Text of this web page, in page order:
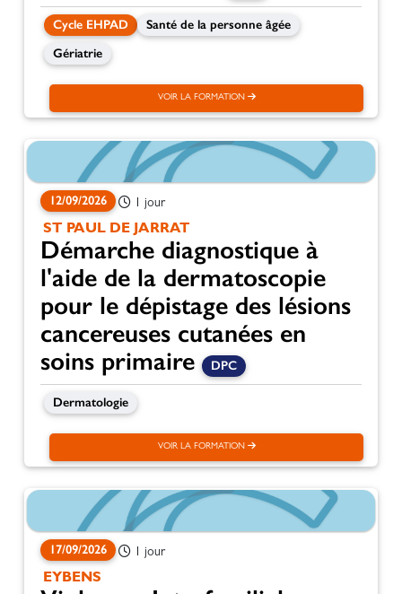
Cycle EHPAD
Santé de la personne âgée
Gériatrie
VOIR LA FORMATION
12/09/2026 1 jour
ST PAUL DE JARRAT
Démarche diagnostique à
l'aide de la dermatoscopie
pour le dépistage des lésions
cancereuses cutanées en
soins primaire
DPC
Dermatologie
VOIR LA FORMATION
17/09/2026 1 jour
EYBENS